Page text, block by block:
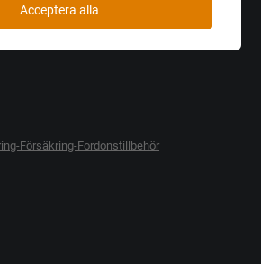
Försäkring-Fordonstillbehör
Acceptera alla